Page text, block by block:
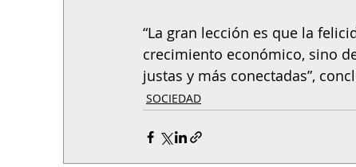
“La gran lección es que la
crecimiento económico, sino
justas y más conectadas”,
SOCIEDAD